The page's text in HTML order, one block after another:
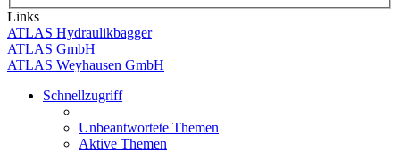
Links
ATLAS Hydraulikbagger
ATLAS GmbH
ATLAS Weyhausen GmbH
Schnellzugriff
Unbeantwortete Themen
Aktive Themen